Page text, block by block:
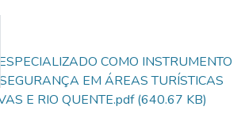
COMO INSTRUMENTO
SEGURANÇA EM ÁREAS TURÍSTICAS
E RIO QUENTE.pdf(640.67 KB)